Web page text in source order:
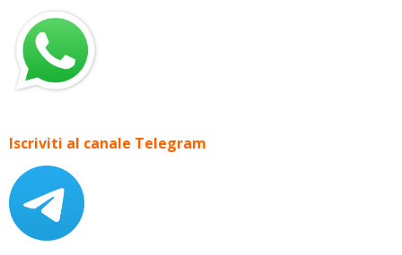
Iscriviti al canale Telegram